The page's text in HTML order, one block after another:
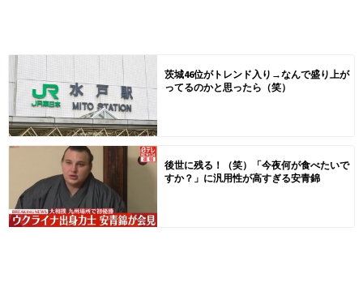
茨城46位がトレンド入り→なんで盛り上が
ってるのかと思ったら（笑）
後世に残る！（笑）「今夜何が食べたいで
すか？」に汎用性が高すぎる安青錦